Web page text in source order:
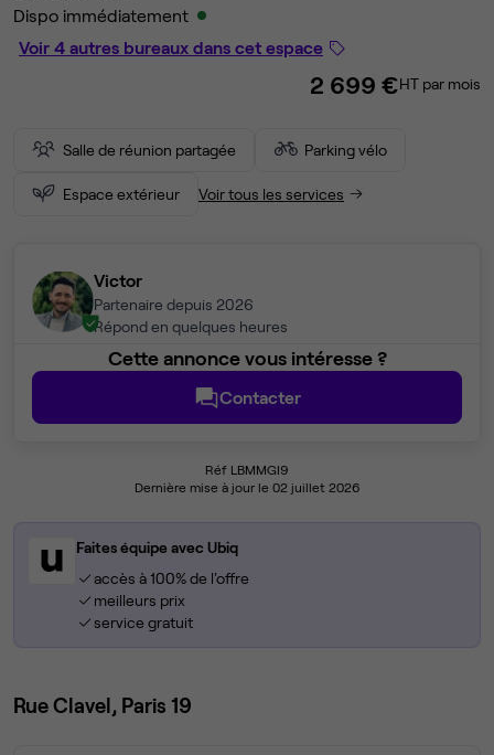
Dispo immédiatement
Voir 4 autres bureaux dans cet espace
2 699 €HT par mois
Salle de réunion partagée Parking vélo
Espace extérieur Voir tous les services
Victor
Partenaire depuis 2026
Répond en quelques heures
Cette annonce vous intéresse ?
Contacter
Réf LBMMGI9
Dernière mise à jour le 02 juillet 2026
Faites équipe avec Ubiq
accès à 100% de l'offre
meilleurs prix
service gratuit
Rue Clavel, Paris 19